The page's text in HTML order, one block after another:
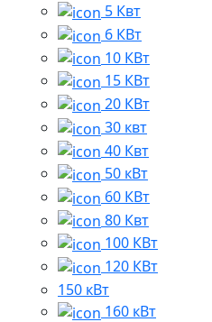
5 Квт
6 КВт
10 КВт
15 КВт
20 КВт
30 квт
40 Квт
50 кВт
60 КВт
80 Квт
100 КВт
120 КВт
150 кВт
160 кВт